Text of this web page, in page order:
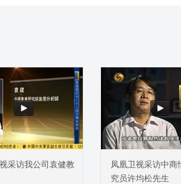
采访我公司袁健教
凤凰卫视采访中商
究员许均松先生
莓行业国内外发展综述
蓝莓行业界定及简介
全球蓝莓行业发展概况
中国蓝莓行业发展概况
莓行业政策环境